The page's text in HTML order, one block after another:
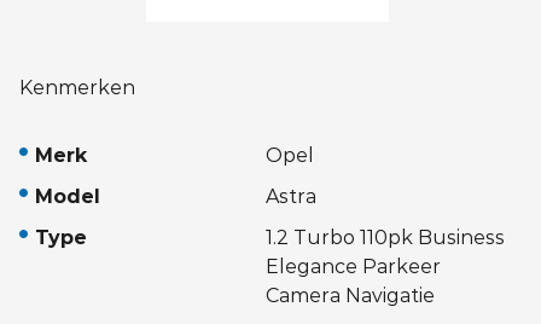
Kenmerken
Merk
Opel
Model
Astra
Type
1.2 Turbo 110pk Business
Elegance Parkeer
Camera Navigatie